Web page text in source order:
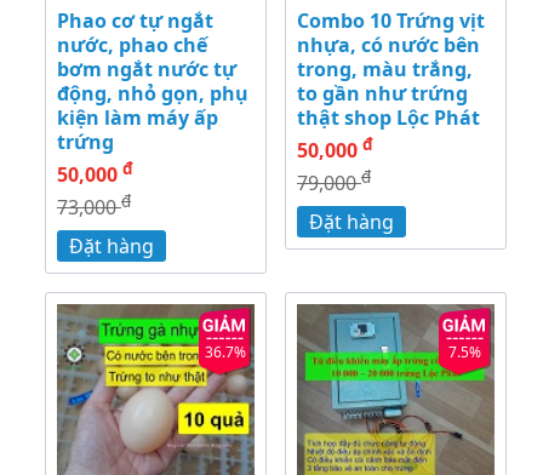
Phao cơ tự ngắt
nước, phao chế
bơm ngắt nước tự
động, nhỏ gọn, phụ
kiện làm máy ấp
trứng
50,000 đ
73,000đ
Đặt hàng
Combo 10 Trứng vịt
nhựa, có nước bên
trong, màu trắng,
to gần như trứng
thật shop Lộc Phát
50,000 đ
79,000đ
Đặt hàng
36.7% 7.5%